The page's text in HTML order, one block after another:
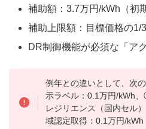
補助額：3.7万円/kWh（初
補助上限額：目標価格の1/
DR制御機能が必須な「アグ
例年との違いとして、次
示ラベル：0.1万円/kWh
レジリエンス（国内セル
域認定取得：0.1万円/kWh